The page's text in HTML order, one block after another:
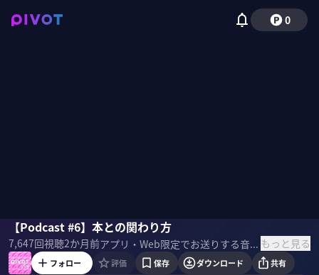
0
【Podcast #6】本との関わり方
7,647回視聴2か月前 アプリ・Web限定でお送りする音声のみのPodcastコンテンツ。 第6回目の今回もPIVOT MCの小手森、西川が語りました！ 【トークテーマ】 ・小手森流「本の読み方」 ・西川のおすすめ本 ・中学校でのワークショップ ぜひ皆さんの「おすすめ本」「本から実践していること」教えてください！ ▼紹介書籍 『暇と退屈の倫理学』國分功一郎(著),新潮文庫(刊) もっと見る
小手森千紗西川典孝
フォロー 評価 保存 ダウンロード 共有